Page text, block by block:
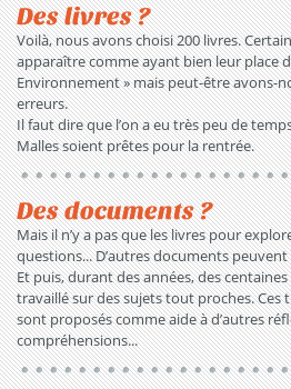
Des livres ?
Voilà, nous avons choisi 200 livres.
apparaître comme ayant bien leur place
Environnement » mais peut-être avons-
erreurs.
Il faut dire que l’on a eu très peu de
Malles soient prêtes pour la rentrée.
Des documents ?
Mais il n’y a pas que les livres pour
questions... D’autres documents
Et puis, durant des années, des
travaillé sur des sujets tout proches. Ces
sont proposés comme aide à d’autres
compréhensions...